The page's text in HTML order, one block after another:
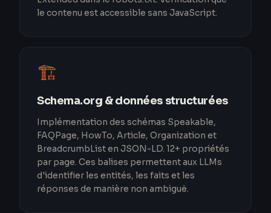
le contenu est accessible sans JavaScript.
🏗️
Schema.org & données structurées
Implémentation des schémas Speakable,
FAQPage, HowTo, Article, Organization et
BreadcrumbList en JSON-LD. 12+ propriétés
par page. Ces balises permettent aux LLMs
d'identifier les entités, les faits et les
réponses de manière non ambiguë.